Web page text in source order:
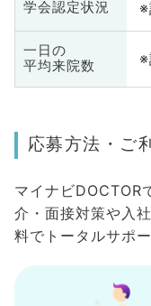
学会認定状況
一日の
平均来院数
応募方法・ご
マイナビDOCTOR
介・面接対策や入
料でトータルサポ